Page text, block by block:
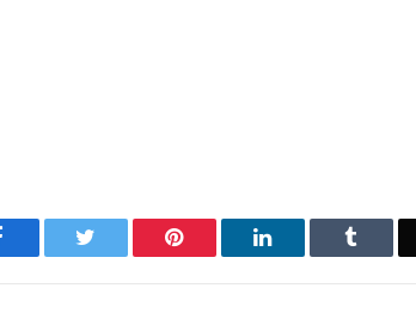
Facebook Pinterest LinkedIn